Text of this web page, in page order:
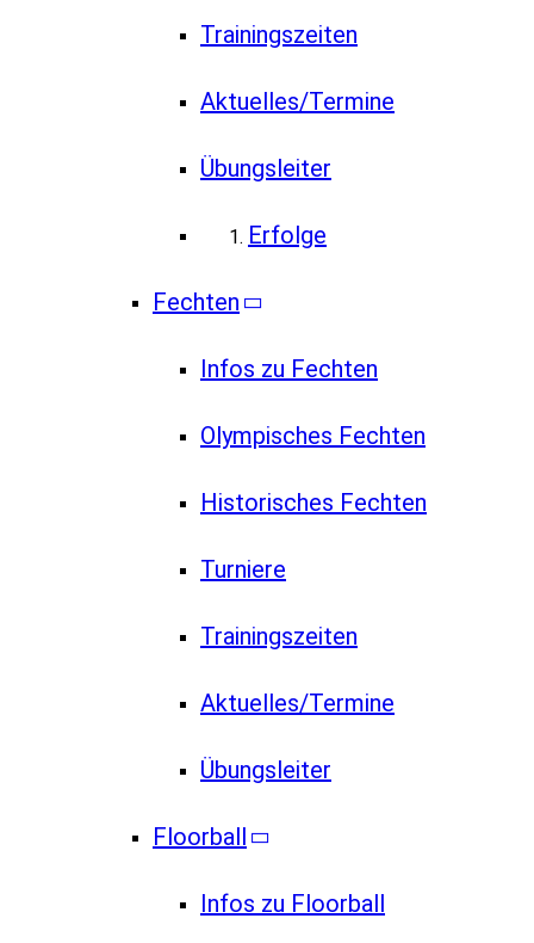
Trainingszeiten
Aktuelles/Termine
Übungsleiter
Erfolge
Fechten
Infos zu Fechten
Olympisches Fechten
Historisches Fechten
Turniere
Trainingszeiten
Aktuelles/Termine
Übungsleiter
Floorball
Infos zu Floorball